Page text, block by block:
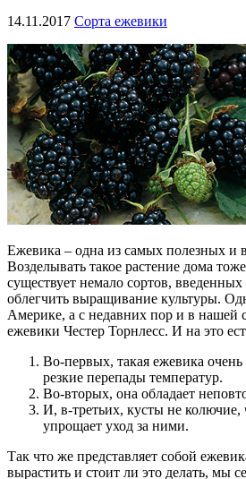
14.11.2017 Сорта ежевики
Ежевика – одна из самых полезных и
Возделывать такое растение дома
существует немало сортов,
облегчить выращивание культуры.
Америке, а с недавних пор и в нашей
ежевики Честер Торнлесс. И на это
Во-первых, такая ежевика
резкие перепады температур.
Во-вторых, она обладает
И, в-третьих, кусты не колючие,
упрощает уход за ними.
Так что же представляет собой
вырастить и стоит ли это делать, мы